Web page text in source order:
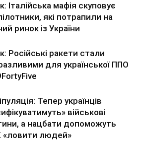
Італійська мафія скуповує
які потрапили на
ринок із України
Російські ракети стали
для української ППО
Тепер українців
військові
а нацбати допоможуть
людей»